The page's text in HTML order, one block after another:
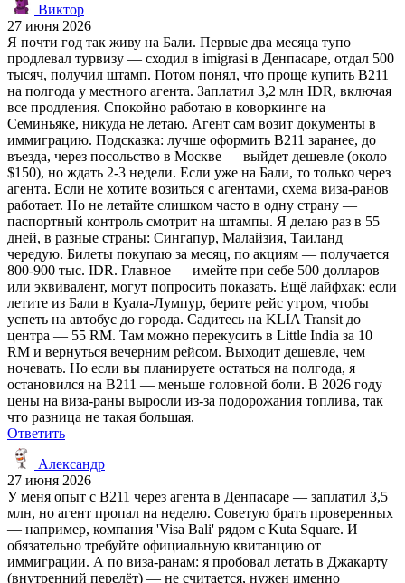
Виктор
27 июня 2026
Я почти год так живу на Бали. Первые два месяца тупо
продлевал турвизу — сходил в imigrasi в Денпасаре, отдал 500
тысяч, получил штамп. Потом понял, что проще купить B211
на полгода у местного агента. Заплатил 3,2 млн IDR, включая
все продления. Спокойно работаю в коворкинге на
Семиньяке, никуда не летаю. Агент сам возит документы в
иммиграцию. Подсказка: лучше оформить B211 заранее, до
въезда, через посольство в Москве — выйдет дешевле (около
$150), но ждать 2-3 недели. Если уже на Бали, то только через
агента. Если не хотите возиться с агентами, схема виза-ранов
работает. Но не летайте слишком часто в одну страну —
паспортный контроль смотрит на штампы. Я делаю раз в 55
дней, в разные страны: Сингапур, Малайзия, Таиланд
чередую. Билеты покупаю за месяц, по акциям — получается
800-900 тыс. IDR. Главное — имейте при себе 500 долларов
или эквивалент, могут попросить показать. Ещё лайфхак: если
летите из Бали в Куала-Лумпур, берите рейс утром, чтобы
успеть на автобус до города. Садитесь на KLIA Transit до
центра — 55 RM. Там можно перекусить в Little India за 10
RM и вернуться вечерним рейсом. Выходит дешевле, чем
ночевать. Но если вы планируете остаться на полгода, я
остановился на B211 — меньше головной боли. В 2026 году
цены на виза-раны выросли из-за подорожания топлива, так
что разница не такая большая.
Ответить
Александр
27 июня 2026
У меня опыт с B211 через агента в Денпасаре — заплатил 3,5
млн, но агент пропал на неделю. Советую брать проверенных
— например, компания 'Visa Bali' рядом с Kuta Square. И
обязательно требуйте официальную квитанцию от
иммиграции. А по виза-ранам: я пробовал летать в Джакарту
(внутренний перелёт) — не считается, нужен именно